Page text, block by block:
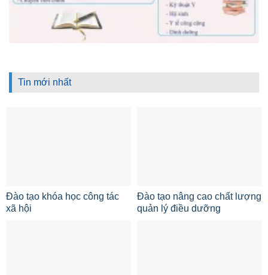
Tin mới nhất
Đào tạo khóa học công tác
xã hội
Đào tạo nâng cao chất lượng
quản lý điều dưỡng